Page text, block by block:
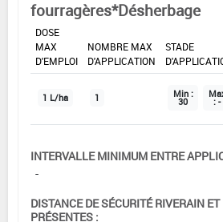
fourragères*Désherbage
DOSE
MAX
D'EMPLOI
NOMBRE MAX
D'APPLICATION
STADE
1 L/ha 1 Min :
30 : -
INTERVALLE MINIMUM ENTRE
-
DISTANCE DE SÉCURITÉ RIVERAIN
PRÉSENTES :